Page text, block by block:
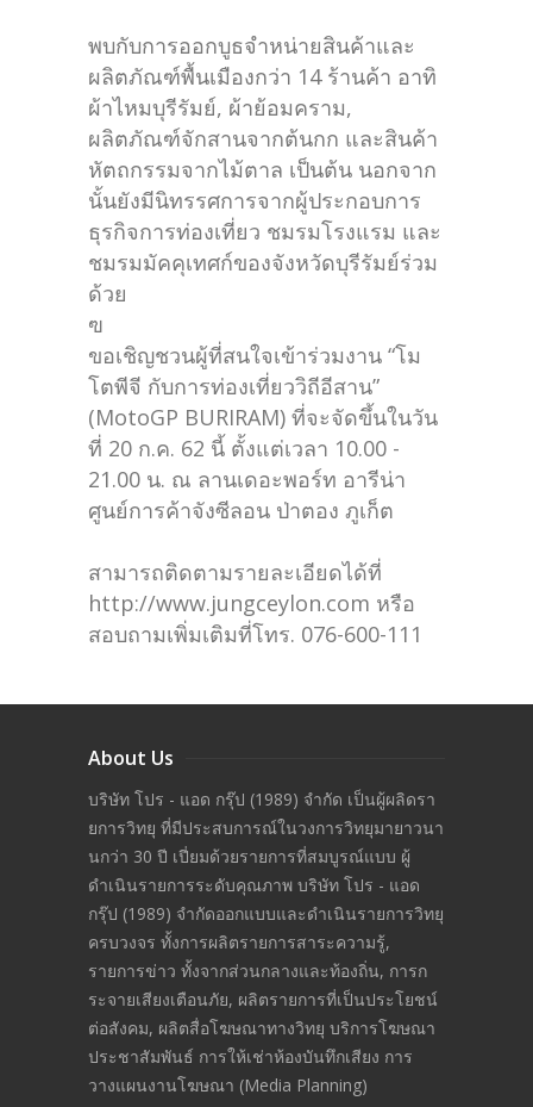
พบกับการออกบูธจำหน่ายสินค้าและ
ผลิตภัณฑ์พื้นเมืองกว่า 14 ร้านค้า อาทิ
ผ้าไหมบุรีรัมย์, ผ้าย้อมคราม,
ผลิตภัณฑ์จักสานจากต้นกก และสินค้า
หัตถกรรมจากไม้ตาล เป็นต้น นอกจาก
นั้นยังมีนิทรรศการจากผู้ประกอบการ
ธุรกิจการท่องเที่ยว ชมรมโรงแรม และ
ชมรมมัคคุเทศก์ของจังหวัดบุรีรัมย์ร่วม
ด้วย
ฃ
ขอเชิญชวนผู้ที่สนใจเข้าร่วมงาน “โม
โตพีจี กับการท่องเที่ยววิถีอีสาน”
(MotoGP BURIRAM) ที่จะจัดขึ้นในวัน
ที่ 20 ก.ค. 62 นี้ ตั้งแต่เวลา 10.00 -
21.00 น. ณ ลานเดอะพอร์ท อารีน่า
ศูนย์การค้าจังซีลอน ป่าตอง ภูเก็ต
สามารถติดตามรายละเอียดได้ที่
http://www.jungceylon.com หรือ
สอบถามเพิ่มเติมที่โทร. 076-600-111
About Us
บริษัท โปร - แอด กรุ๊ป (1989) จำกัด เป็นผู้ผลิดรา
ยการวิทยุ ที่มีประสบการณ์ในวงการวิทยุมายาวนา
นกว่า 30 ปี เปี่ยมด้วยรายการที่สมบูรณ์แบบ ผู้
ดำเนินรายการระดับคุณภาพ บริษัท โปร - แอด
กรุ๊ป (1989) จำกัดออกแบบและดำเนินรายการวิทยุ
ครบวงจร ทั้งการผลิตรายการสาระความรู้,
รายการข่าว ทั้งจากส่วนกลางและท้องถิ่น, การก
ระจายเสียงเตือนภัย, ผลิตรายการที่เป็นประโยชน์
ต่อสังคม, ผลิตสื่อโฆษณาทางวิทยุ บริการโฆษณา
ประชาสัมพันธ์ การให้เช่าห้องบันทึกเสียง การ
วางแผนงานโฆษณา (Media Planning)